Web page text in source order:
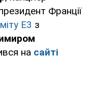
Франції
Е3 з
на сайті